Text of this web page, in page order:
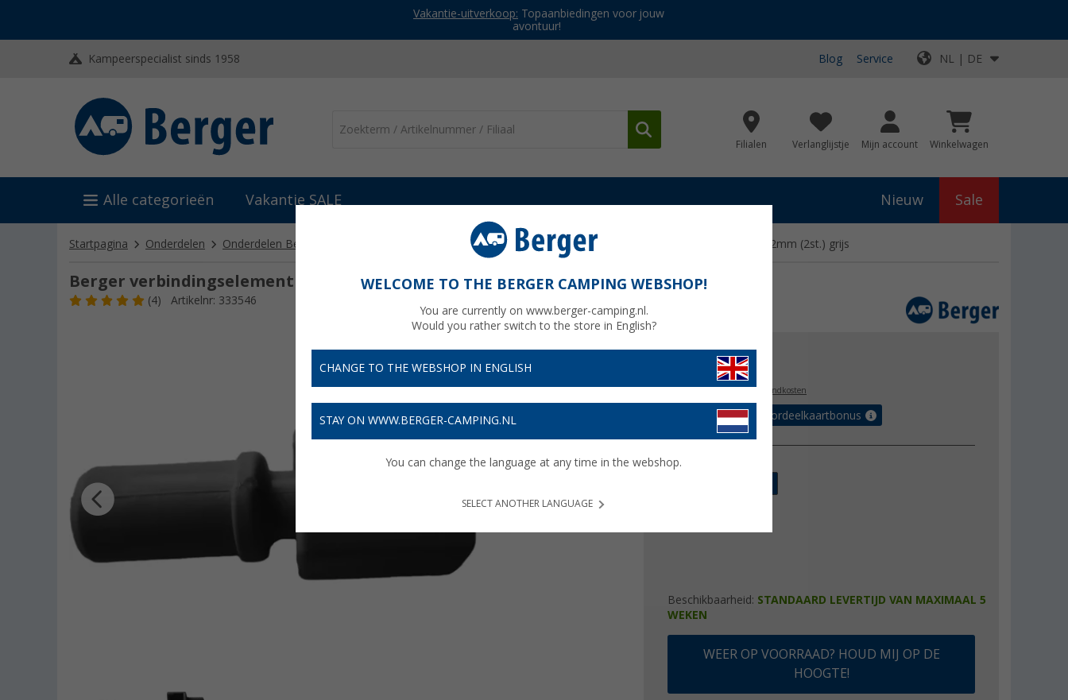
Vakantie-uitverkoop: Topaanbiedingen voor jouw
avontuur!
Kampeerspecialist sinds 1958 Blog Service NL | DE
Filialen Verlanglijstje Mijn account Winkelwagen
Alle categorieën Vakantie SALE Nieuw Sale
Startpagina Onderdelen Onderdelen Berger Onderdelen Berger campingstoelen Berger verbindingselement voor beensteun 22mm (2st.) grijs
Berger verbindingselement voor beensteun 22 mm (2 stuks) zwart
(4) Artikelnr: 333546
€ 2,99
plus verzendkosten
Verzeker tot 5% voordeelkaartbonus
uitvoering
Beschikbaarheid: STANDAARD LEVERTIJD VAN MAXIMAAL 5
WEKEN
WEER OP VOORRAAD? HOUD MIJ OP DE
HOOGTE!
WELCOME TO THE BERGER CAMPING WEBSHOP!
You are currently on www.berger-camping.nl.
Would you rather switch to the store in English?
CHANGE TO THE WEBSHOP IN ENGLISH
STAY ON WWW.BERGER-CAMPING.NL
You can change the language at any time in the webshop.
SELECT ANOTHER LANGUAGE